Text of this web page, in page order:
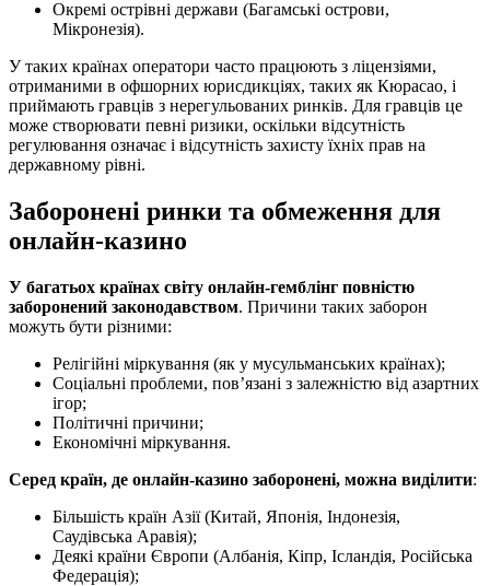
Окремі острівні держави (Багамські острови,
Мікронезія).
У таких країнах оператори часто працюють з ліцензіями,
отриманими в офшорних юрисдикціях, таких як Кюрасао, і
приймають гравців з нерегульованих ринків. Для гравців це
може створювати певні ризики, оскільки відсутність
регулювання означає і відсутність захисту їхніх прав на
державному рівні.
Заборонені ринки та обмеження для
онлайн-казино
У багатьох країнах світу онлайн-гемблінг повністю
заборонений законодавством. Причини таких заборон
можуть бути різними:
Релігійні міркування (як у мусульманських країнах);
Соціальні проблеми, пов’язані з залежністю від азартних
ігор;
Політичні причини;
Економічні міркування.
Серед країн, де онлайн-казино заборонені, можна виділити:
Більшість країн Азії (Китай, Японія, Індонезія,
Саудівська Аравія);
Деякі країни Європи (Албанія, Кіпр, Ісландія, Російська
Федерація);